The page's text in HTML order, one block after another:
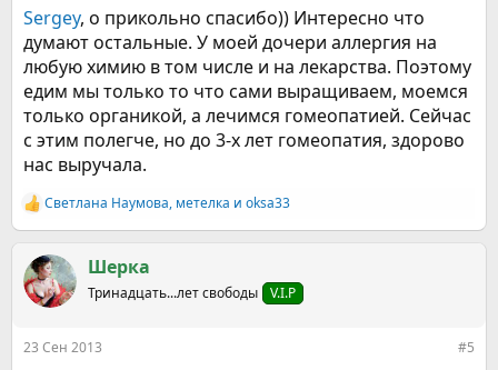
Sergey, о прикольно спасибо)) Интересно что
думают остальные. У моей дочери аллергия на
любую химию в том числе и на лекарства. Поэтому
едим мы только то что сами выращиваем, моемся
только органикой, а лечимся гомеопатией. Сейчас
с этим полегче, но до 3-х лет гомеопатия, здорово
нас выручала.
Р
е
к
ц
и
Светлана Наумова, метелка и oksa33
Шерка
Тринадцать...лет свободы V.I.P
23 Сен 2013 #5